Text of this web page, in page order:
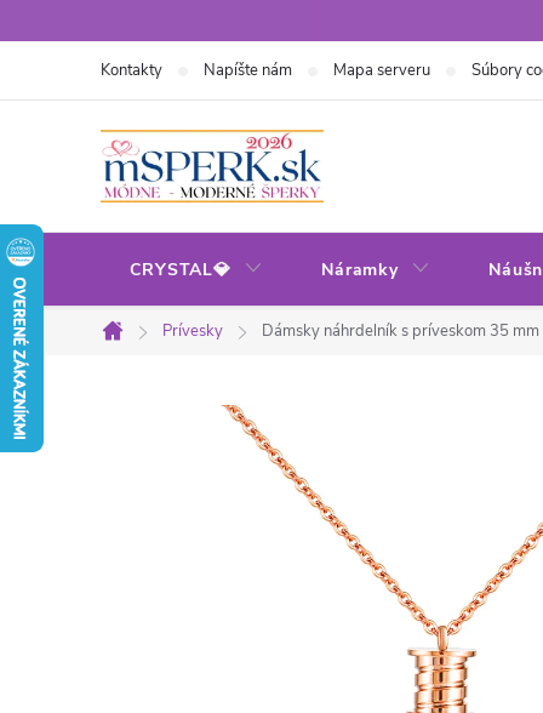
na
Kontakty Napíšte nám Mapa serveru Súbory
CRYSTAL💎 Náramky
Domov
Prívesky Dámsky náhrdelník s príveskom 35 mm